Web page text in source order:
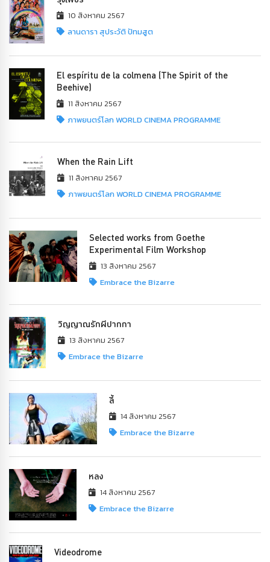
10 สิงหาคม 2567
ลานดารา สุประวัติ ปัทมสูต
El espíritu de la colmena (The Spirit of the
Beehive)
11 สิงหาคม 2567
ภาพยนตร์โลก WORLD CINEMA PROGRAMME
When the Rain Lift
11 สิงหาคม 2567
ภาพยนตร์โลก WORLD CINEMA PROGRAMME
Selected works from Goethe
Experimental Film Workshop
13 สิงหาคม 2567
Embrace the Bizarre
วิญญาณรักผีปากกา
13 สิงหาคม 2567
Embrace the Bizarre
ลี้
14 สิงหาคม 2567
Embrace the Bizarre
หลง
14 สิงหาคม 2567
Embrace the Bizarre
Videodrome